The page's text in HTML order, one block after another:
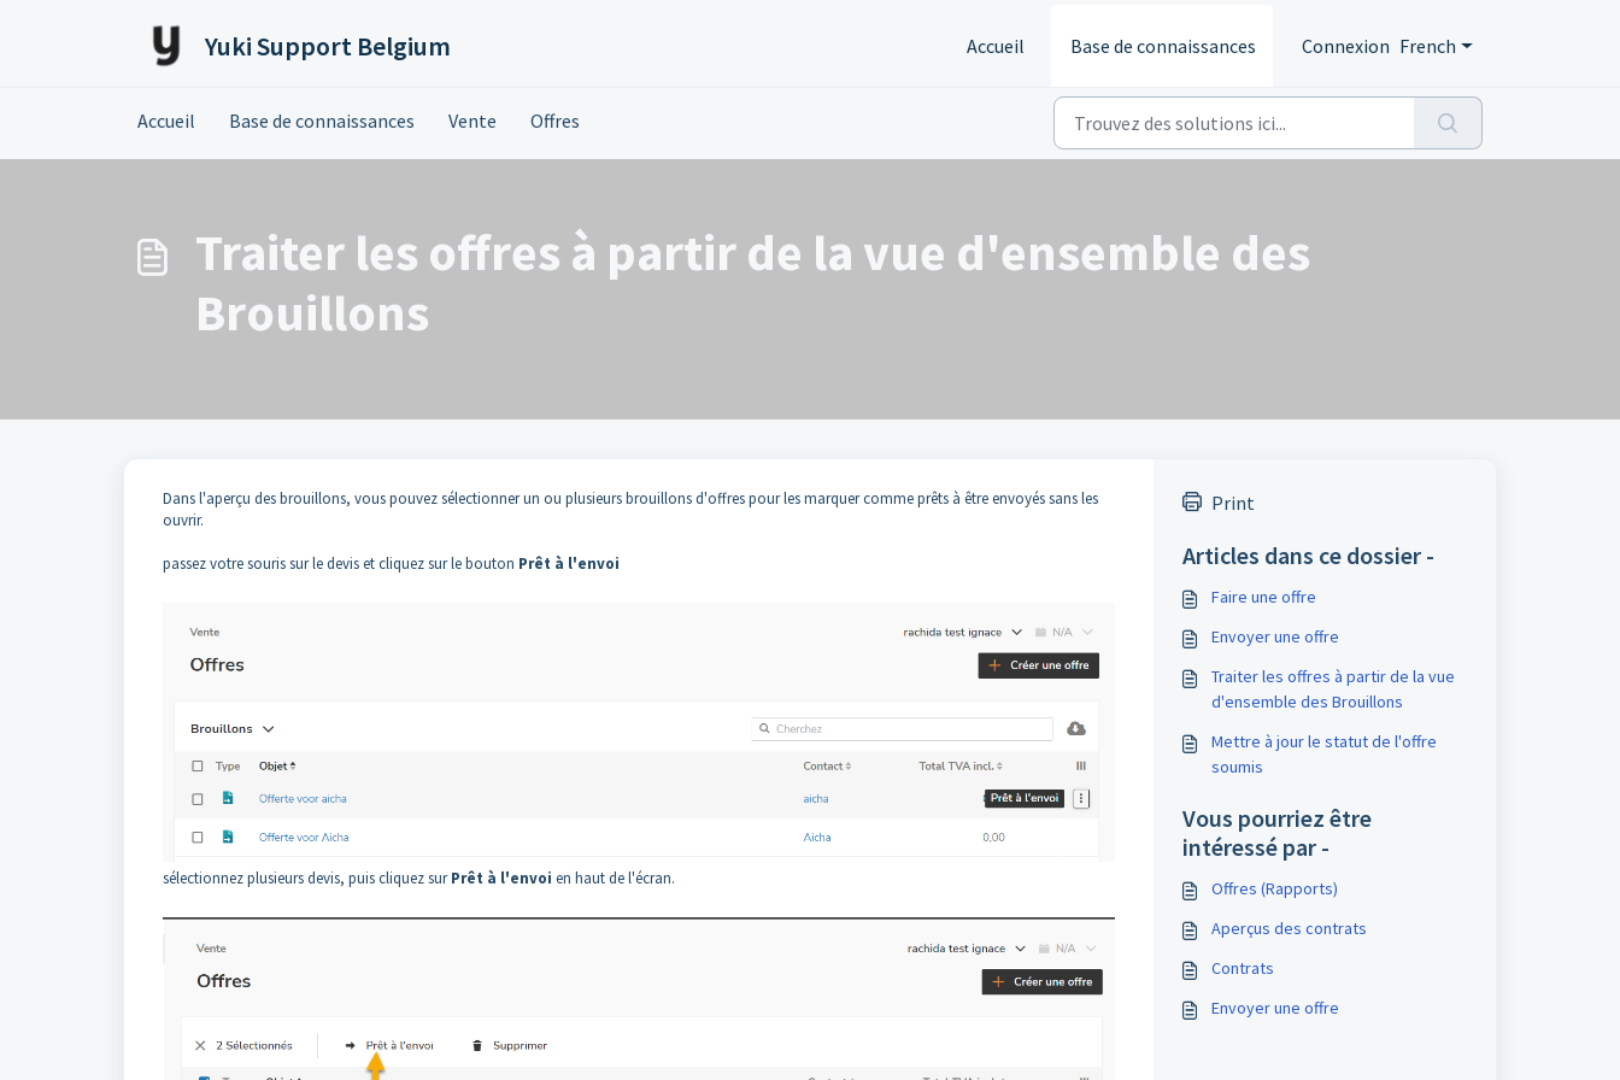
Yuki Support Belgium Accueil Base de connaissances Connexion French
Accueil Base de connaissances Vente Offres
Traiter les offres à partir de la vue d'ensemble des
Brouillons
Dans l'aperçu des brouillons, vous pouvez sélectionner un ou plusieurs brouillons d'offres pour les marquer comme prêts à être envoyés sans les
ouvrir.
passez votre souris sur le devis et cliquez sur le bouton Prêt à l'envoi
sélectionnez plusieurs devis, puis cliquez surPrêt à l'envoi en haut de l'écran.
Print
Articles dans ce dossier -
Faire une offre
Envoyer une offre
Traiter les offres à partir de la vue
d'ensemble des Brouillons
Mettre à jour le statut de l'offre
soumis
Vous pourriez être
intéressé par -
Offres (Rapports)
Aperçus des contrats
Contrats
Envoyer une offre